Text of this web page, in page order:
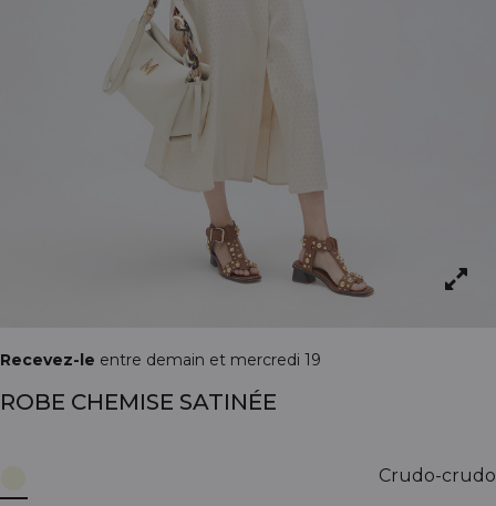
Recevez-le entre demain et mercredi 19
ROBE CHEMISE SATINÉE
Crudo-crudo